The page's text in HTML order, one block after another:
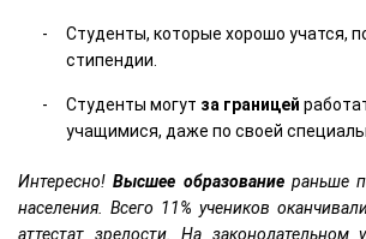
Студенты, которые хорошо учатся,
стипендии.
Студенты могут за границей
учащимися, даже по своей
Интересно!Высшее образованиераньше
населения. Всего 11% учеников
аттестат зрелости. На законодательном